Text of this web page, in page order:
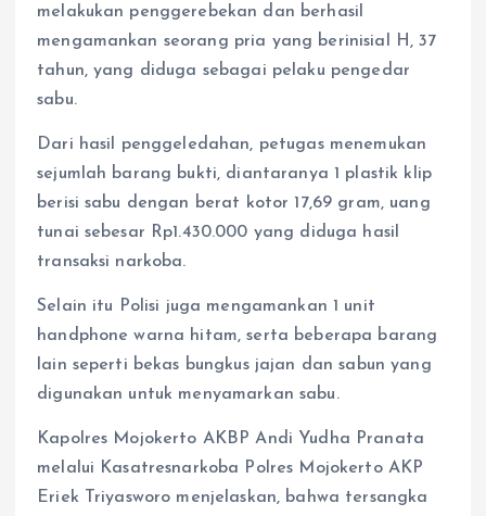
melakukan penggerebekan dan berhasil
mengamankan seorang pria yang berinisial H, 37
tahun, yang diduga sebagai pelaku pengedar
sabu.
Dari hasil penggeledahan, petugas menemukan
sejumlah barang bukti, diantaranya 1 plastik klip
berisi sabu dengan berat kotor 17,69 gram, uang
tunai sebesar Rp1.430.000 yang diduga hasil
transaksi narkoba.
Selain itu Polisi juga mengamankan 1 unit
handphone warna hitam, serta beberapa barang
lain seperti bekas bungkus jajan dan sabun yang
digunakan untuk menyamarkan sabu.
Kapolres Mojokerto AKBP Andi Yudha Pranata
melalui Kasatresnarkoba Polres Mojokerto AKP
Eriek Triyasworo menjelaskan, bahwa tersangka